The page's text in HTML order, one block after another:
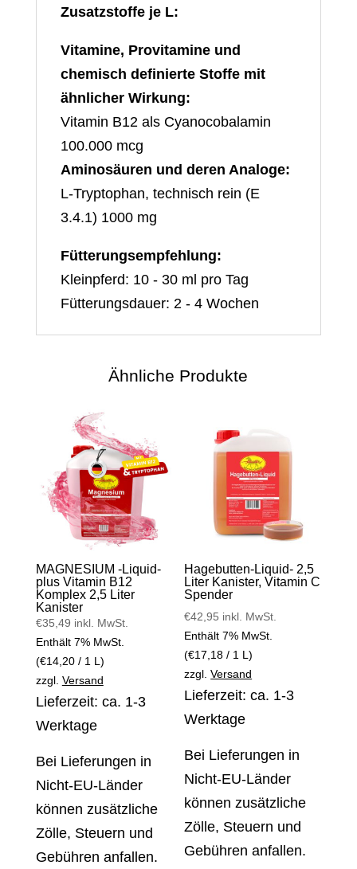
Zusatzstoffe je L:
Vitamine, Provitamine und
chemisch definierte Stoffe mit
ähnlicher Wirkung:
Vitamin B12 als Cyanocobalamin
100.000 mcg
Aminosäuren und deren Analoge:
L-Tryptophan, technisch rein (E
3.4.1) 1000 mg
Fütterungsempfehlung:
Kleinpferd: 10 - 30 ml pro Tag
Fütterungsdauer: 2 - 4 Wochen
Ähnliche Produkte
MAGNESIUM -Liquid-
plus Vitamin B12
Komplex 2,5 Liter
Kanister
€35,49 inkl. MwSt.
Enthält 7% MwSt.
(€14,20/ 1 L)
zzgl. Versand
Lieferzeit: ca. 1-3
Werktage
Bei Lieferungen in
Nicht-EU-Länder
können zusätzliche
Zölle, Steuern und
Gebühren anfallen.
Hagebutten-Liquid- 2,5
Liter Kanister, Vitamin C
Spender
€42,95 inkl. MwSt.
Enthält 7% MwSt.
(€17,18 / 1 L)
zzgl.Versand
Lieferzeit: ca. 1-3
Werktage
Bei Lieferungen in
Nicht-EU-Länder
können zusätzliche
Zölle, Steuern und
Gebühren anfallen.